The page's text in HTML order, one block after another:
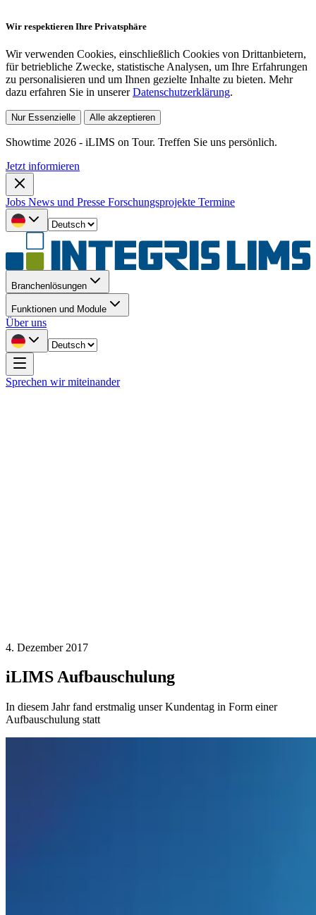
Wir respektieren Ihre Privatsphäre
Wir verwenden Cookies, einschließlich Cookies von Drittanbietern,
für betriebliche Zwecke, statistische Analysen, um Ihre Erfahrungen
zu personalisieren und um Ihnen gezielte Inhalte zu bieten. Mehr
dazu erfahren Sie in unsererDatenschutzerklärung.
Nur Essenzielle Alle akzeptieren
Showtime 2026 - iLIMS on Tour. Treffen Sie uns persönlich.
Jetzt informieren
Jobs News und Presse Forschungsprojekte Termine
Branchenlösungen
Funktionen und Module
Über uns
Sprechen wir miteinander
4. Dezember 2017
iLIMS Aufbauschulung
In diesem Jahr fand erstmalig unser Kundentag in Form einer
Aufbauschulung statt